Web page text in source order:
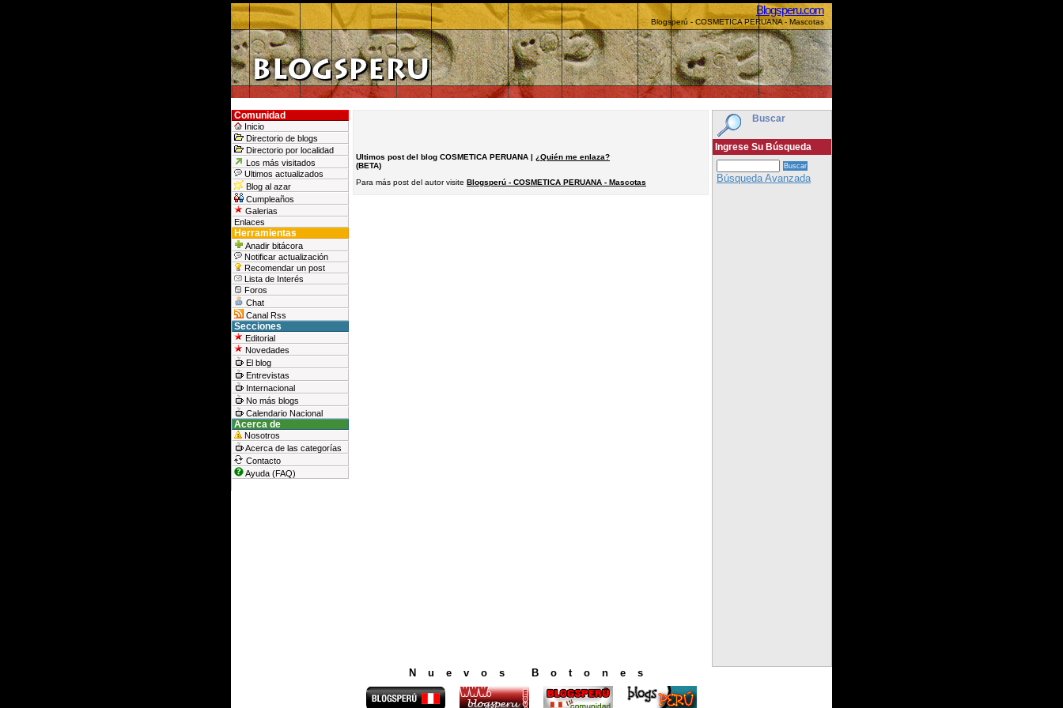
Blogsperu.com
Blogsperú - COSMETICA PERUANA - Mascotas
Buscar
Ingrese Su Búsqueda
Búsqueda Avanzada
Comunidad
Inicio
Directorio de blogs
Directorio por localidad
Los más visitados
Ultimos actualizados
Blog al azar
Cumpleaños
Galerias
Enlaces
Herramientas
Anadir bitácora
Notificar actualización
Recomendar un post
Lista de Interés
Foros
Chat
Canal Rss
Secciones
Editorial
Novedades
El blog
Entrevistas
Internacional
No más blogs
Calendario Nacional
Acerca de
Nosotros
Acerca de las categorías
Contacto
Ayuda (FAQ)
Ultimos post del blog COSMETICA PERUANA | ¿Quién me enlaza?
(BETA)
Para más post del autor visite Blogsperú - COSMETICA PERUANA - Mascotas
Nuevos Botones